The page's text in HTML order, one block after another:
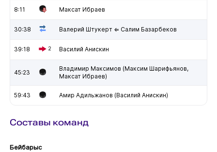
8:11 Максат Ибраев
30:38 Валерий Штукерт ⇐ Салим Базарбеков
39:18 2 Василий Анискин
45:23
Владимир Максимов (Максим Шарифьянов,
Максат Ибраев)
59:43 Амир Адильжанов (Василий Анискин)
Составы команд
Бейбарыс